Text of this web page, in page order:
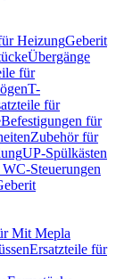
HeizungGeberit
Übergänge
für
T-
für
Befestigungen für
Zubehör für
UP-Spülkästen
Steuerungen
Mit Mepla
Ersatzteile für